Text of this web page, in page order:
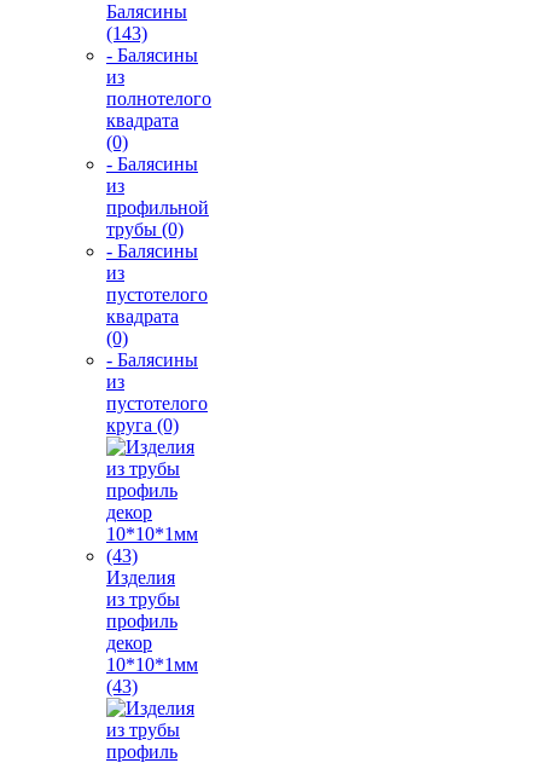
Балясины
(143)
- Балясины
из
полнотелого
квадрата
(0)
- Балясины
из
профильной
трубы (0)
- Балясины
из
пустотелого
квадрата
(0)
- Балясины
из
пустотелого
круга (0)
Изделия
из трубы
профиль
декор
10*10*1мм
(43)